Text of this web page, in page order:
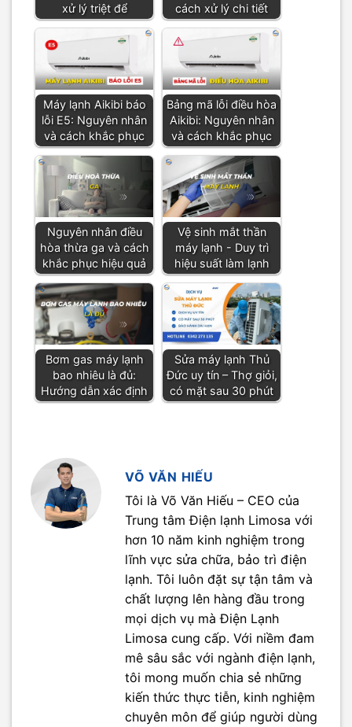
xử lý triệt để
cách xử lý chi tiết
Máy lạnh Aikibi báo
lỗi E5: Nguyên nhân
và cách khắc phục
Bảng mã lỗi điều hòa
Aikibi: Nguyên nhân
và cách khắc phục
Nguyên nhân điều
hòa thừa ga và cách
khắc phục hiệu quả
Vệ sinh mắt thần
máy lạnh - Duy trì
hiệu suất làm lạnh
Bơm gas máy lạnh
bao nhiêu là đủ:
Hướng dẫn xác định
Sửa máy lạnh Thủ
Đức uy tín – Thợ giỏi,
có mặt sau 30 phút
VÕ VĂN HIẾU
Tôi là Võ Văn Hiếu – CEO của
Trung tâm Điện lạnh Limosa với
hơn 10 năm kinh nghiệm trong
lĩnh vực sửa chữa, bảo trì điện
lạnh. Tôi luôn đặt sự tận tâm và
chất lượng lên hàng đầu trong
mọi dịch vụ mà Điện Lạnh
Limosa cung cấp. Với niềm đam
mê sâu sắc với ngành điện lạnh,
tôi mong muốn chia sẻ những
kiến thức thực tiễn, kinh nghiệm
chuyên môn để giúp người dùng